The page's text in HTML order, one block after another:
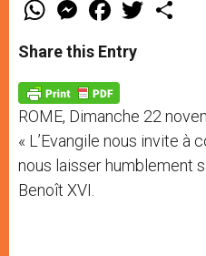
t
s
p
p
e
s
e
g
e
r
a
e
b
o
k
w
Share this Entry
ROME, Dimanche 22
« L’Evangile nous invite à
nous laisser humblement
Benoît XVI.